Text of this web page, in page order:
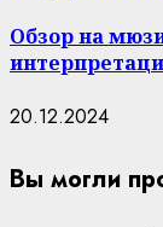
Обзор на
20.12.2024
Вы могли